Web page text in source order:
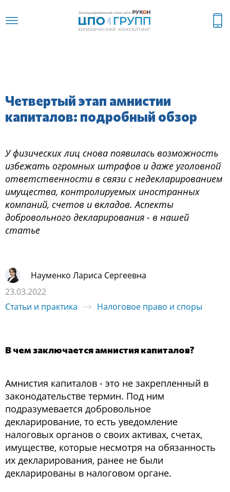
Четвертый этап амнистии
капиталов: подробный обзор
У физических лиц снова появилась возможность
избежать огромных штрафов и даже уголовной
ответственности в связи с недекларированием
имущества, контролируемых иностранных
компаний, счетов и вкладов. Аспекты
добровольного декларирования - в нашей
статье
Науменко Лариса Сергеевна
23.03.2022
Статьи и практика
Налоговое право и споры
В чем заключается амнистия капиталов?
Амнистия капиталов - это не закрепленный в
законодательстве термин. Под ним
подразумевается добровольное
декларирование, то есть уведомление
налоговых органов о своих активах, счетах,
имуществе, которые несмотря на обязанность
их декларирования, ранее не были
декларированы в налоговом органе.